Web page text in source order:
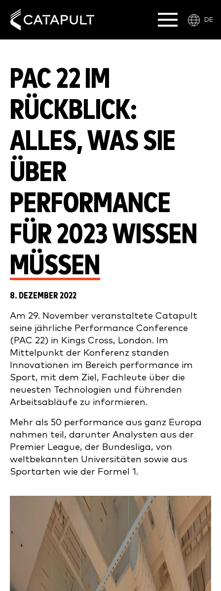
DE
PAC 22 IM
RÜCKBLICK:
ALLES, WAS SIE
ÜBER
PERFORMANCE
FÜR 2023 WISSEN
MÜSSEN
8. DEZEMBER 2022
Am 29. November veranstaltete Catapult
seine jährliche Performance Conference
(PAC 22) in Kings Cross, London. Im
Mittelpunkt der Konferenz standen
Innovationen im Bereich performance im
Sport, mit dem Ziel, Fachleute über die
neuesten Technologien und führenden
Arbeitsabläufe zu informieren.
Mehr als 50 performance aus ganz Europa
nahmen teil, darunter Analysten aus der
Premier League, der Bundesliga, von
weltbekannten Universitäten sowie aus
Sportarten wie der Formel 1.